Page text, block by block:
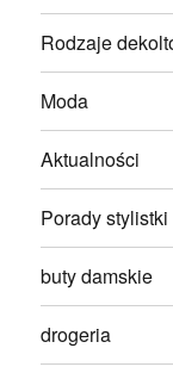
Rodzaje
Moda
Aktualności
Porady stylistki
buty damskie
drogeria